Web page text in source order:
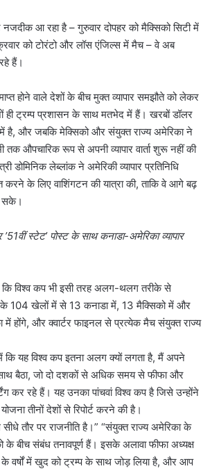
आ रहा है – गुरुवार दोपहर को मैक्सिको सिटी में
को टोरंटो और लॉस एंजिल्स में मैच – वे अब
हैं।
होने वाले देशों के बीच मुक्त व्यापार समझौते को लेकर
ही ट्रम्प प्रशासन के साथ मतभेद में हैं। खरबों डॉलर
में है, और जबकि मेक्सिको और संयुक्त राज्य अमेरिका ने
तक औपचारिक रूप से अपनी व्यापार वार्ता शुरू नहीं की
डोमिनिक लेब्लांक ने अमेरिकी व्यापार प्रतिनिधि
करने के लिए वाशिंगटन की यात्रा की, ताकि वे आगे बढ़
सके।
स्टेट’ पोस्ट के साथ कनाडा-अमेरिका व्यापार
कि विश्व कप भी इसी तरह अलग-थलग तरीके से
के 104 खेलों में से 13 कनाडा में, 13 मैक्सिको में और
में होंगे, और क्वार्टर फाइनल से प्रत्येक मैच संयुक्त राज्य
यह विश्व कप इतना अलग क्यों लगता है, मैं अपने
साथ बैठा, जो दो दशकों से अधिक समय से फीफा और
कर रहे हैं। यह उनका पांचवां विश्व कप है जिसे उन्होंने
तीनों देशों से रिपोर्ट करने की है।
तौर पर राजनीति है।” “संयुक्त राज्य अमेरिका के
के बीच संबंध तनावपूर्ण हैं। इसके अलावा फीफा अध्यक्ष
के वर्षों में खुद को ट्रम्प के साथ जोड़ लिया है, और आप